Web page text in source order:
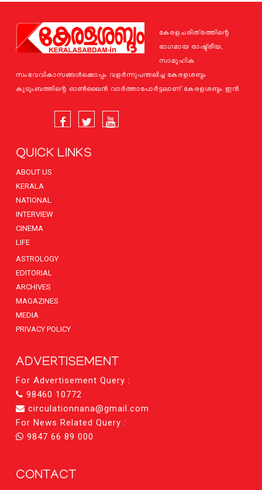
കേരളചരിത്രത്തിന്റെ
ഭാഗമായ രാഷ്ട്രീയ,
സാമൂഹിക
സംഭവവികാസങ്ങള്‍ക്കൊപ്പം വളര്‍ന്നുപന്തലിച്ച കേരളശബ്ദം
കുടുംബത്തിന്റെ ഓണ്‍ലൈന്‍ വാര്‍ത്താപോര്‍ട്ടലാണ് കേരളശബ്ദം.ഇന്‍.
QUICK LINKS
ABOUT US
KERALA
NATIONAL
INTERVIEW
CINEMA
LIFE
ASTROLOGY
EDITORIAL
ARCHIVES
MAGAZINES
MEDIA
PRIVACY POLICY
ADVERTISEMENT
For Advertisement Query :
98460 10772
circulationnana@gmail.com
For News Related Query :
9847 66 89 000
CONTACT